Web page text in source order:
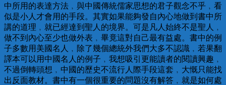
中所用的表達方法﹐與中國傳統儒家思想的君子觀念不乎﹐看
似是小人才會用的手段。其實如果能夠發自內心地做到書中所
講的道理﹐就已經達到聖人的境界。可是凡人始終不是聖人﹐
做不到內心至少也做外表﹐畢竟這對自己最有益處。書中的例
子多數用美國名人﹐除了幾個總統外我們大多不認識﹐若果翻
譯本可以用中國名人的例子﹐我想吸引更能讀者的閱讀興趣﹐
不過倒轉頭想﹐中國的歷史不流行人際手段這套﹐大慨只能找
出反面教材。書中有一個很重要的問題沒有解答﹐就是如何處